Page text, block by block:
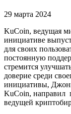
29 марта 2024
KuCoin, ведущая
инициативе
для своих
постоянную
стремится
доверие среди
инициативы,
KuCoin, направил
ведущей